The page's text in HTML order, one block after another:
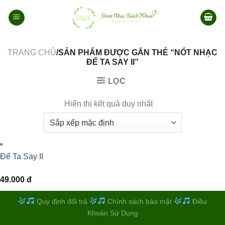
qua
TRANG CHỦ/SẢN PHẨM ĐƯỢC GẮN THẺ “NỐT NHẠC
ĐỂ TA SAY II”
LỌC
Hiển thị kết quả duy nhất
Để Ta Say II
49.000 đ
Quy định đổi trả Chính sách bảo mật
Điều
Khoản Sử Dụng